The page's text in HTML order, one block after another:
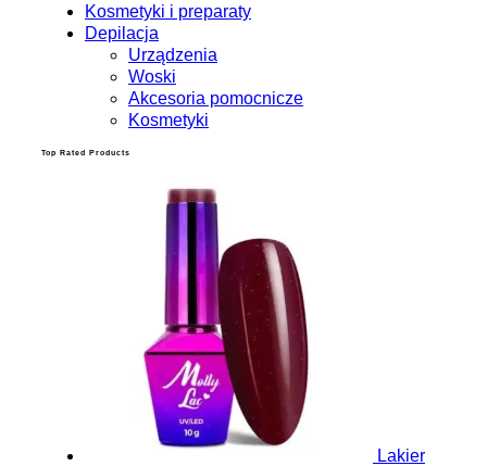
Kosmetyki i preparaty
Depilacja
Urządzenia
Woski
Akcesoria pomocnicze
Kosmetyki
Top Rated Products
Lakier